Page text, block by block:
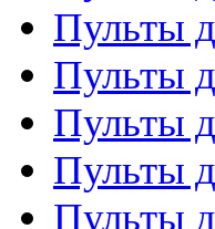
Пульты
Пульты
Пульты
Пульты
Пульты